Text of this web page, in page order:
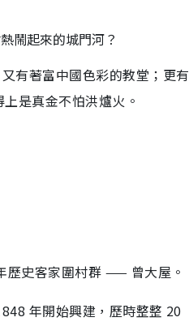
熱鬧起來的城門河？
有著富中國色彩的教堂；更有
是真金不怕洪爐火。
歷史客家圍村群 —— 曾大屋。
年開始興建，歷時整整 20